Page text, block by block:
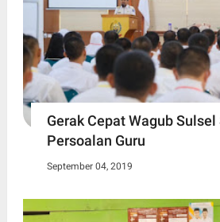
Gerak Cepat Wagub
Persoalan Guru
September 04, 2019